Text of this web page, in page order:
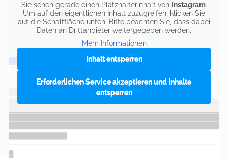
Sie sehen gerade einen Platzhalterinhalt von Instagram.
Um auf den eigentlichen Inhalt zuzugreifen, klicken Sie
auf die Schaltfläche unten. Bitte beachten Sie, dass dabei
Daten an Drittanbieter weitergegeben werden.
Mehr Informationen
Inhalt entsperren
Erforderlichen Service akzeptieren und Inhalte
entsperren